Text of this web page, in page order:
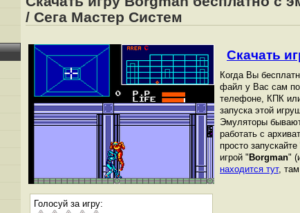
/ Сега Мастер Систем
Голосуй за игру:
Скачать
Когда Вы
файл у Вас сам по
телефоне, КПК
запуска этой
Эмуляторы
работать с
просто
игрой " Borgman"
находится тут,